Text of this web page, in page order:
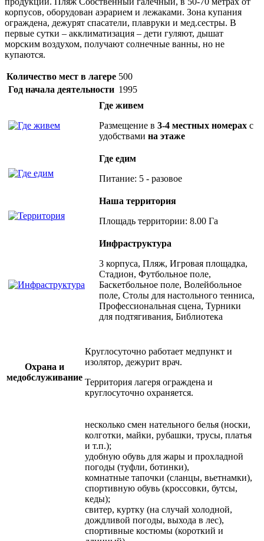
корпусов, оборудован аэрарием и лежаками. Зона купания
ограждена, дежурят спасатели, плавруки и мед.сестры. В
первые сутки – акклиматизация – дети гуляют, дышат
морским воздухом, получают солнечные ванны, но не
купаются.
Количество мест в лагере 500
Год начала деятельности 1995
Где живем
Размещение в 3-4 местных номерах с
удобствами на этаже
Где едим
Питание: 5 - разовое
Наша территория
Площадь территории: 8.00 Га
Инфраструктура
3 корпуса, Пляж, Игровая площадка,
Стадион, Футбольное поле,
Баскетбольное поле, Волейбольное
поле, Столы для настольного тенниса,
Профессиональная сцена, Турники
для подтягивания, Библиотека
Охрана и
медобслуживание
Круглосуточно работает медпункт и
изолятор, дежурит врач.
Территория лагеря ограждена и
круглосуточно охраняется.
несколько смен нательного белья (носки,
колготки, майки, рубашки, трусы, платья
и т.п.);
удобную обувь для жары и прохладной
погоды (туфли, ботинки),
комнатные тапочки (сланцы, вьетнамки),
спортивную обувь (кроссовки, бутсы,
кеды);
свитер, куртку (на случай холодной,
дождливой погоды, выхода в лес),
спортивные костюмы (короткий и